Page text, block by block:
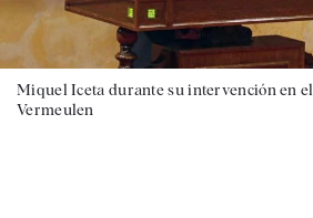
Miquel Iceta durante su intervención en
Vermeulen